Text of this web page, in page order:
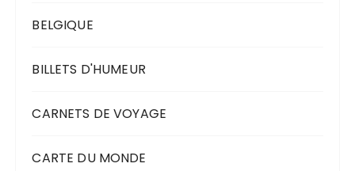
BELGIQUE
BILLETS D'HUMEUR
CARNETS DE VOYAGE
CARTE DU MONDE